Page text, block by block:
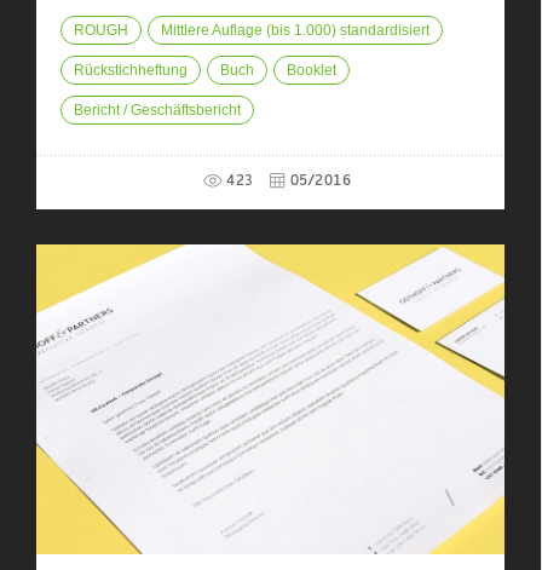
ROUGH Mittlere Auflage (bis 1.000) standardisiert
Rückstichheftung Buch Booklet
Bericht / Geschäftsbericht
423 05/2016